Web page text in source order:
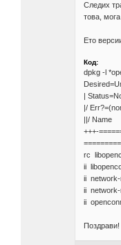
Следих
това,
Ето
Код:
dpkg -l
|
|/
||/
+++-
rc
ii
ii
ii
ii
Поздрави!